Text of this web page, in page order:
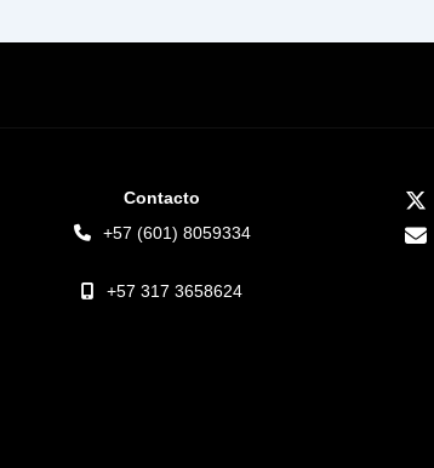
Contacto
+57 (601) 8059334
+57 317 3658624